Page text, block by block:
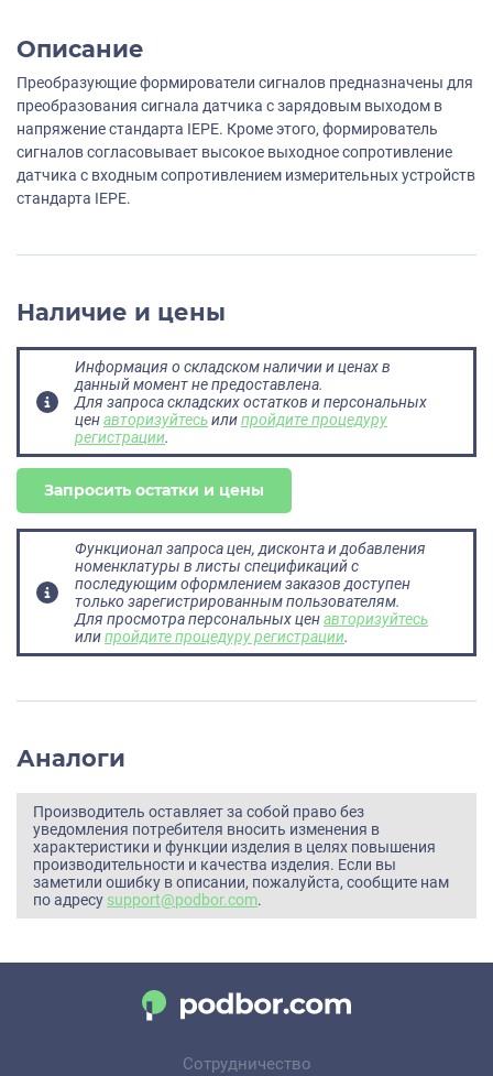
Описание
Преобразующие формирователи сигналов предназначены для
преобразования сигнала датчика с зарядовым выходом в
напряжение стандарта IEPE. Кроме этого, формирователь
сигналов согласовывает высокое выходное сопротивление
датчика с входным сопротивлением измерительных устройств
стандарта IEPE.
Наличие и цены
Информация о складском наличии и ценах в
данный момент не предоставлена.
Для запроса складских остатков и персональных
ценавторизуйтесьилипройдите процедуру
регистрации.
Запросить остатки и цены
Функционал запроса цен, дисконта и добавления
номенклатуры в листы спецификаций с
последующим оформлением заказов доступен
только зарегистрированным пользователям.
Для просмотра персональных ценавторизуйтесь
илипройдите процедуру регистрации.
Аналоги
Производитель оставляет за собой право без
уведомления потребителя вносить изменения в
характеристики и функции изделия в целях повышения
производительности и качества изделия. Если вы
заметили ошибку в описании, пожалуйста, сообщите нам
по адресу support@podbor.com.
Сотрудничество